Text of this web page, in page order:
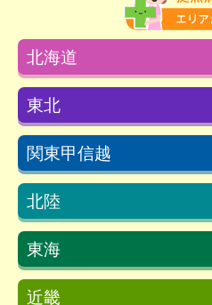
北海道
東北
関東甲信越
北陸
東海
近畿